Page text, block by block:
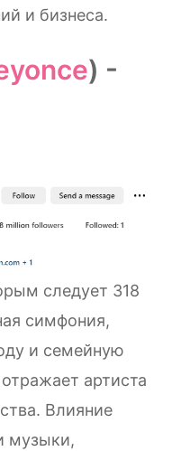
и бизнеса.
) -
следует 318
симфония,
и семейную
артиста
Влияние
музыки,